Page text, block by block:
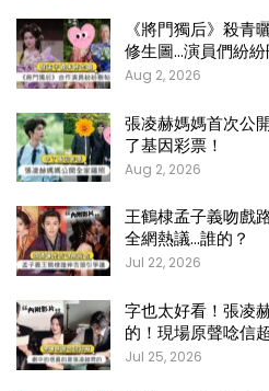
《將門獨后》殺青
修生圖…演員們紛紛
Aug 2, 2026
張凌赫媽媽首次公
了基因彩票！
Aug 2, 2026
王鶴棣孟子義吻戲
全網熱議…誰的？
Jul 22, 2026
字也太好看！張凌
的！現場原聲唸信
Jul 25, 2026